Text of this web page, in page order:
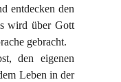
entdecken den
wird über Gott
gebracht.
den eigenen
Leben in der